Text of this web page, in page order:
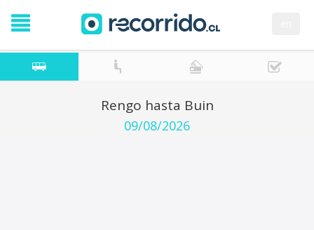
Rengo hasta Buin
09/08/2026